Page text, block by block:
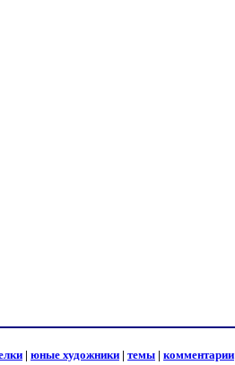
| юные художники | темы | комментарии